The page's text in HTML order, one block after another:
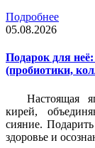
Подробнее
05.08.2026
Подарок для
(пробиотики,
Настоящая
кирей,
сияние.
здоровье и